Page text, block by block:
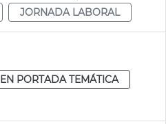
JORNADA LABORAL
EN PORTADA TEMÁTICA